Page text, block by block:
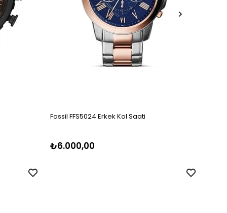
Fossil FFS5024 Erkek Kol Saati
₺6.000,00